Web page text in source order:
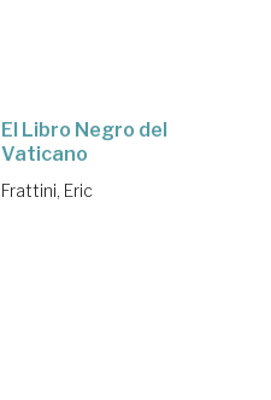
El Libro Negro del
Vaticano
Frattini, Eric